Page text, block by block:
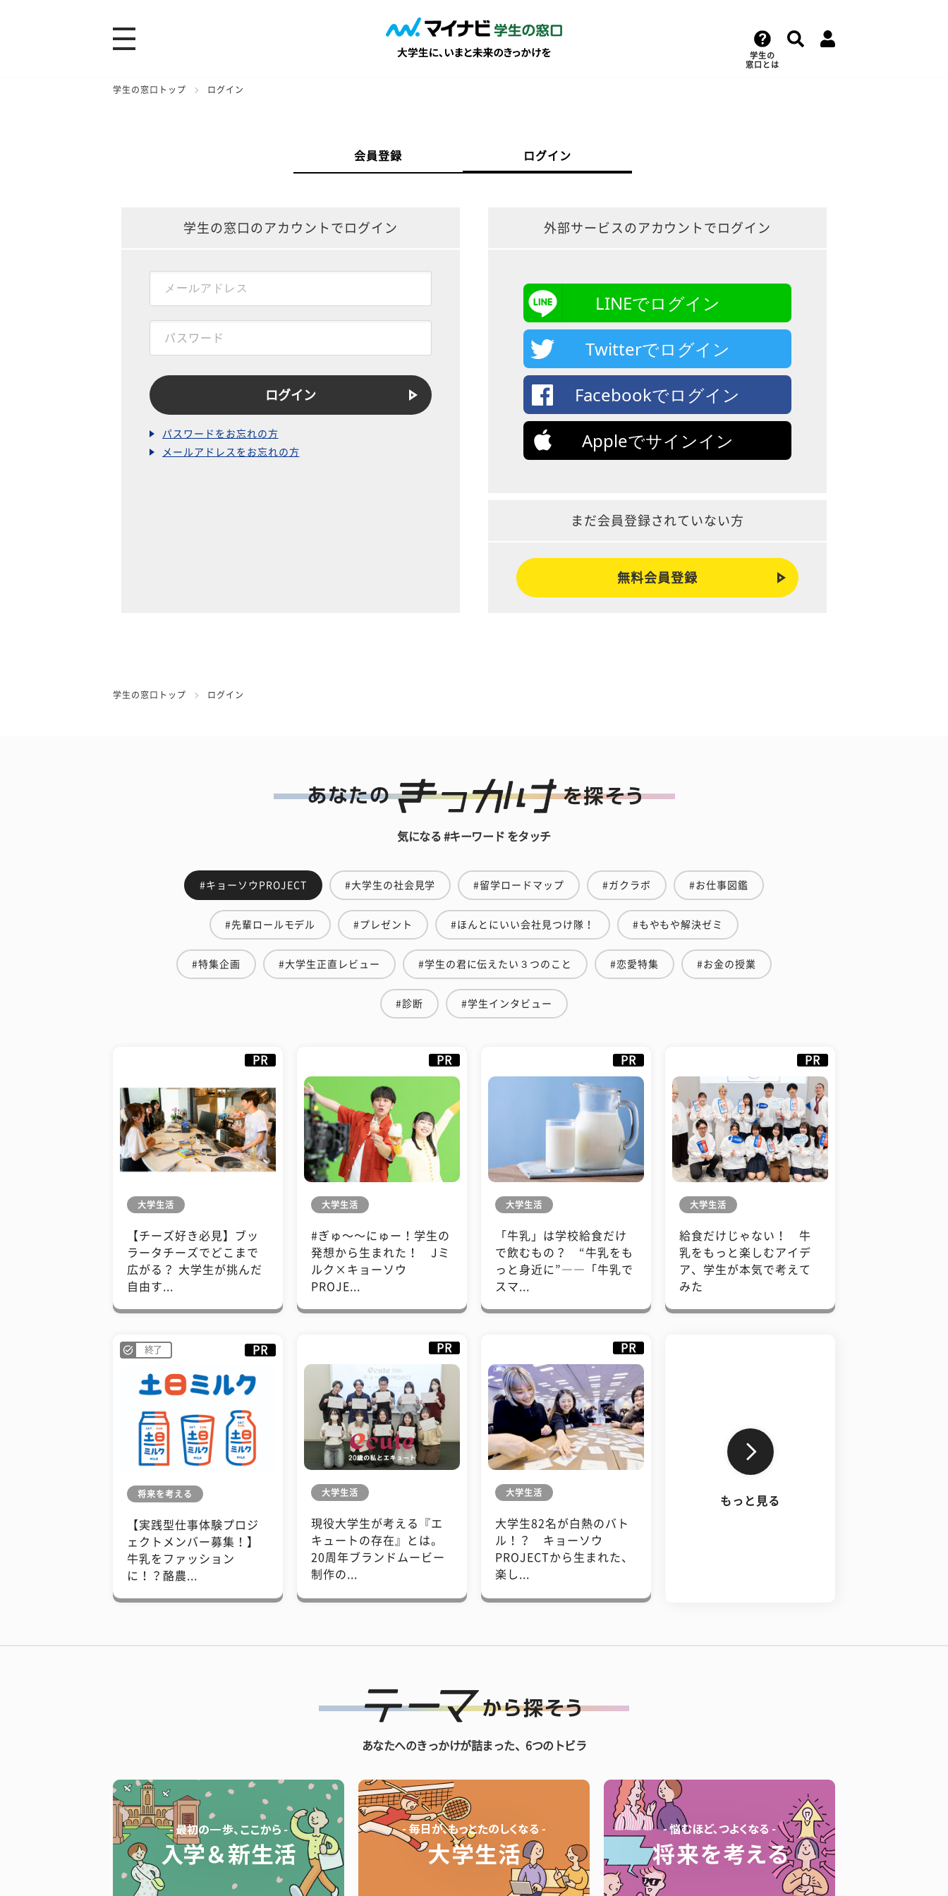
学生の
窓口とは
学生の窓口トップ ログイン
会員登録 ログイン
学生の窓口のアカウントでログイン
パスワードをお忘れの方
メールアドレスをお忘れの方
外部サービスのアカウントでログイン
LINEでログイン
Twitterでログイン
Facebookでログイン
Appleでサインイン
まだ会員登録されていない方
無料会員登録
学生の窓口トップ ログイン
気になる #キーワード をタッチ
#キョーソウPROJECT #大学生の社会見学 #留学ロードマップ #ガクラボ #お仕事図鑑
#先輩ロールモデル #プレゼント #ほんとにいい会社見つけ隊！ #もやもや解決ゼミ
#特集企画 #大学生正直レビュー #学生の君に伝えたい３つのこと #恋愛特集 #お金の授業
#診断 #学生インタビュー
PR
大学生活
【チーズ好き必見】ブッ
ラータチーズでどこまで
広がる？ 大学生が挑んだ
自由す...
PR
大学生活
#ぎゅ〜〜にゅー！学生の
発想から生まれた！ Jミ
ルク×キョーソウ
PROJE...
PR
大学生活
「牛乳」は学校給食だけ
で飲むもの？ “牛乳をも
っと身近に”――「牛乳で
スマ...
PR
大学生活
給食だけじゃない！ 牛
乳をもっと楽しむアイデ
ア、学生が本気で考えて
みた
終了 PR
将来を考える
【実践型仕事体験プロジ
ェクトメンバー募集！】
牛乳をファッション
に！？酪農...
PR
大学生活
現役大学生が考える『エ
キュートの存在』とは。
20周年ブランドムービー
制作の...
PR
大学生活
大学生82名が白熱のバト
ル！？ キョーソウ
PROJECTから生まれた、
楽し...
もっと見る
あなたへのきっかけが詰まった、6つのトビラ